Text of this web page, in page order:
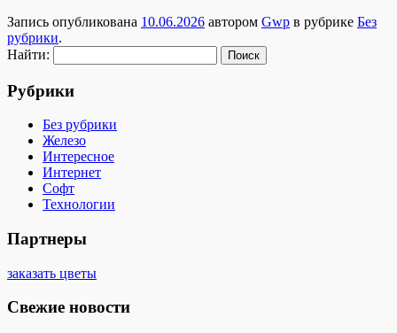
Запись опубликована 10.06.2026 автором Gwp в рубрике Без
рубрики.
Найти:
Рубрики
Без рубрики
Железо
Интересное
Интернет
Софт
Технологии
Партнеры
заказать цветы
Свежие новости